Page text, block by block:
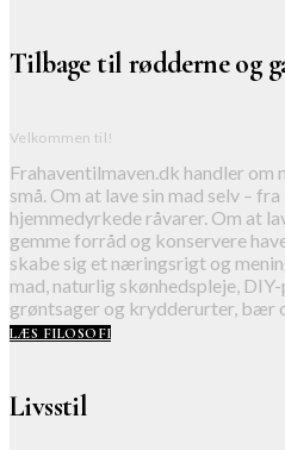
Tilbage til rødderne og
Velkommen til!
Frahaventilmaven.dk handler
små. Om at lave sin mad selv –
hjemmedyrkede råvarer. Om at
gemme forråd og konservere
skabe sig et næringsrigt og
mad, naturlig skønhedspleje,
grøntsager og krydderurter, bær
LÆS FILOSOFI
Livsstil